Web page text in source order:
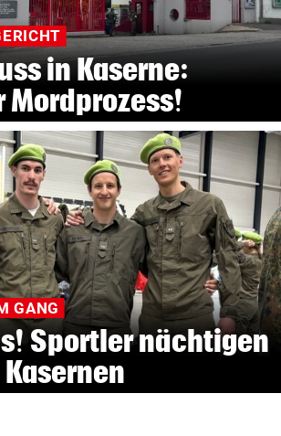
in Kaserne:
Mordprozess!
GANG
Sportler nächtigen
Kasernen